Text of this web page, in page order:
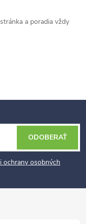
a poradia vždy
ochrany osobných
ODOBERAŤ